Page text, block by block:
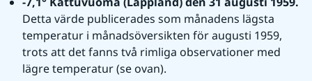
Detta värde publicerades som månadens lägsta
temperatur i månadsöversikten för augusti 1959,
trots att det fanns två rimliga observationer med
lägre temperatur (se ovan).